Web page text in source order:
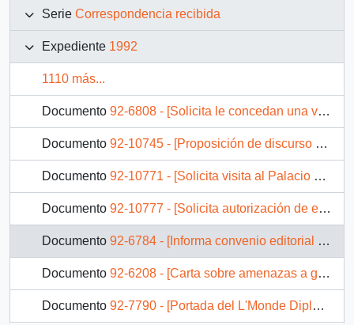
Serie Correspondencia recibida
Expediente 1992
1110 más...
Documento 92-6808 - [Solicita le concedan una visita al Gerente General de la Fundación Hanns-Seidel]
Documento 92-10745 - [Proposición de discurso Municipio de Nuñoa]
Documento 92-10771 - [Solicita visita al Palacio de La Moneda]
Documento 92-10777 - [Solicita autorización de envío de fotos del Presidente para las oficinas del INP]
Documento 92-6784 - [Informa convenio editorial e invita a acto de inauguración de nueva librería]
Documento 92-6208 - [Carta sobre amenazas a grupo CODEPU]
Documento 92-7790 - [Portada del L'Monde Diplomatique]